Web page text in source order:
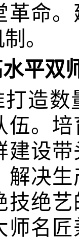
革命
。
水平双
打造
伍。
建设
解决
技绝
师名